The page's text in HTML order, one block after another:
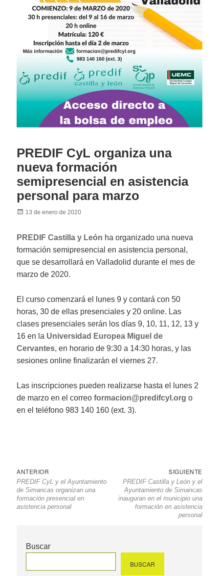
PREDIF CyL organiza una
nueva formación
semipresencial en asistencia
personal para marzo
Posted
13 de enero de 2020
PREDIF Castilla y León ha organizado una nueva
formación semipresencial en asistencia personal,
que se desarrollará en Valladolid durante el mes de
marzo de 2020.
El curso comenzará el lunes 9 y contará con 50
horas, 30 de ellas presenciales y 20 online. Las
clases presenciales serán los días 9, 10, 11, 12, 13 y
16 en la Universidad Europea Miguel de
Cervantes, en horario de 9:30 a 14:30 horas, y las
sesiones online finalizarán el viernes 27.
Las inscripciones pueden realizarse hasta el lunes 2
de marzo en el correoformacion@predifcyl.org o
en el teléfono 983 140 160 (ext. 3).
Navegación
de
entradas
ANTERIOR
anterior
PREDIF CyL y el Ayuntamiento
de Simancas organizan una
formación presencial en
asistencia personal
SIGUIENTE
PREDIF Castilla y León y el
Ayuntamiento de Simancas
inauguran en el municipio una
formación en asistencia
personal
Buscar
BUSCAR